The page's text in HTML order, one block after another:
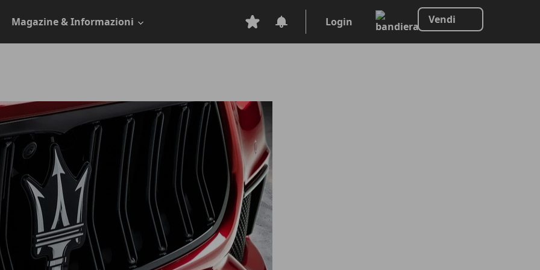
Magazine & Informazioni Login Vendi